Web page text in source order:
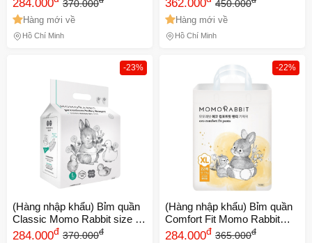
284.000 370.000
Hàng mới về
Hồ Chí Minh
362.000 450.000
Hàng mới về
Hồ Chí Minh
-23%
(Hàng nhập khẩu) Bỉm quần
Classic Momo Rabbit size L
8-12kg
284.000đ 370.000đ
-22%
(Hàng nhập khẩu) Bỉm quần
Comfort Fit Momo Rabbit
size XL 12-17kg
284.000đ 365.000đ